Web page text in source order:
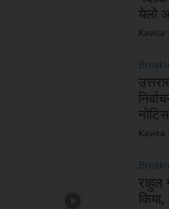
येलो
Kavita
Kavita
राहुल